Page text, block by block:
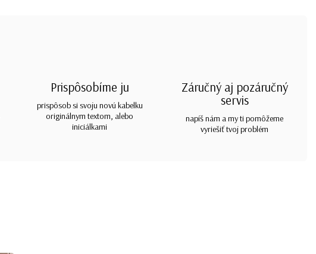
Prispôsobíme ju
prispôsob si svoju novú kabelku
originálnym textom, alebo
iniciálkami
Záručný aj pozáručný
servis
napíš nám a my ti pomôžeme
vyriešiť tvoj problém